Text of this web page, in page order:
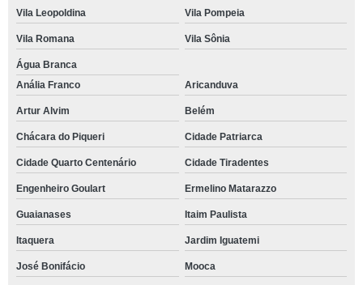
Vila Leopoldina Vila Pompeia
Vila Romana Vila Sônia
Água Branca
Anália Franco
Aricanduva
Artur Alvim Belém
Chácara do Piqueri Cidade Patriarca
Cidade Quarto Centenário Cidade Tiradentes
Engenheiro Goulart Ermelino Matarazzo
Guaianases Itaim Paulista
Itaquera Jardim Iguatemi
José Bonifácio Mooca